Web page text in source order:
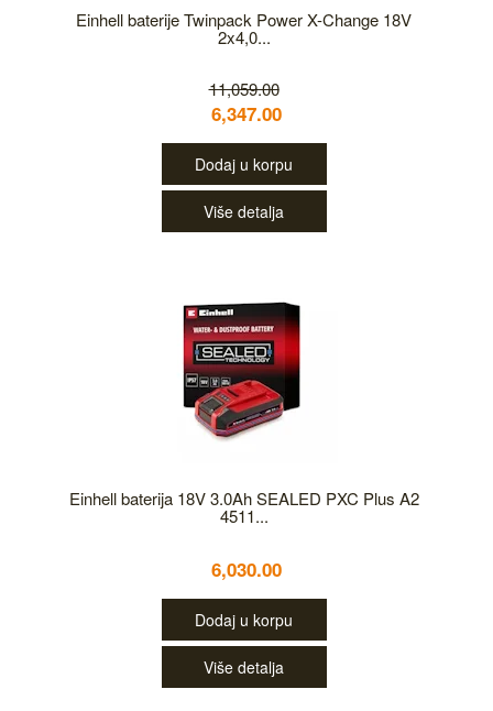
Einhell baterije Twinpack Power X-Change 18V
2x4,0...
11,059.00
6,347.00
Dodaj u korpu
Više detalja
Einhell baterija 18V 3.0Ah SEALED PXC Plus A2
4511...
6,030.00
Dodaj u korpu
Više detalja